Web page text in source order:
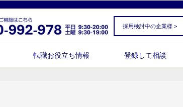
採用検討中の企業様 >
転職お役立ち情報 登録して相談